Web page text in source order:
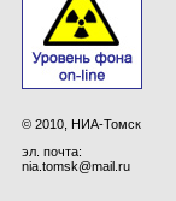
© 2010, НИА-Томск
эл. почта:
nia.tomsk@mail.ru